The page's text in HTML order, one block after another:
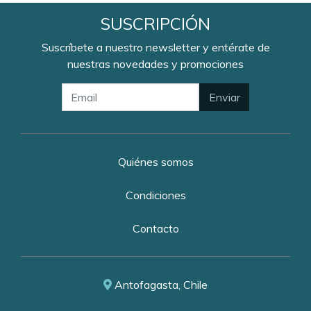
SUSCRIPCIÓN
Suscríbete a nuestro newsletter y entérate de
nuestras novedades y promociones
Enviar
Quiénes somos
Condiciones
Contacto
Antofagasta, Chile